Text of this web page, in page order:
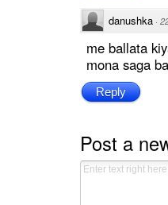
danushka ·
me ballata
mona saga
Reply
Post a